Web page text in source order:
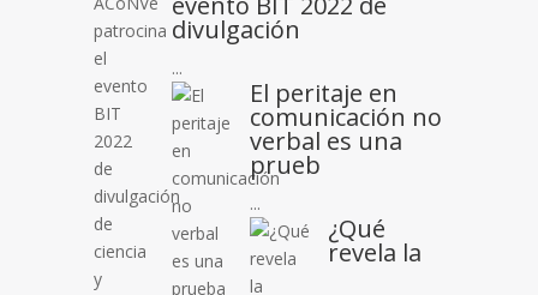
divulgación
...
El peritaje en
comunicación no
verbal es una
prueb
...
¿Qué
revela la